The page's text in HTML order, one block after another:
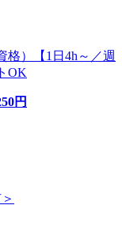
格）【1日4h～／週
OK
円